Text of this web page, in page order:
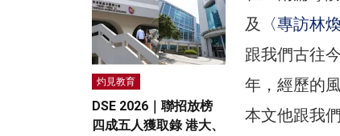
及
〈專訪林
跟我們古往
年，經歷的
本文他跟我
灼見教育
DSE 2026｜聯招放榜
四成五人獲取錄 港大、